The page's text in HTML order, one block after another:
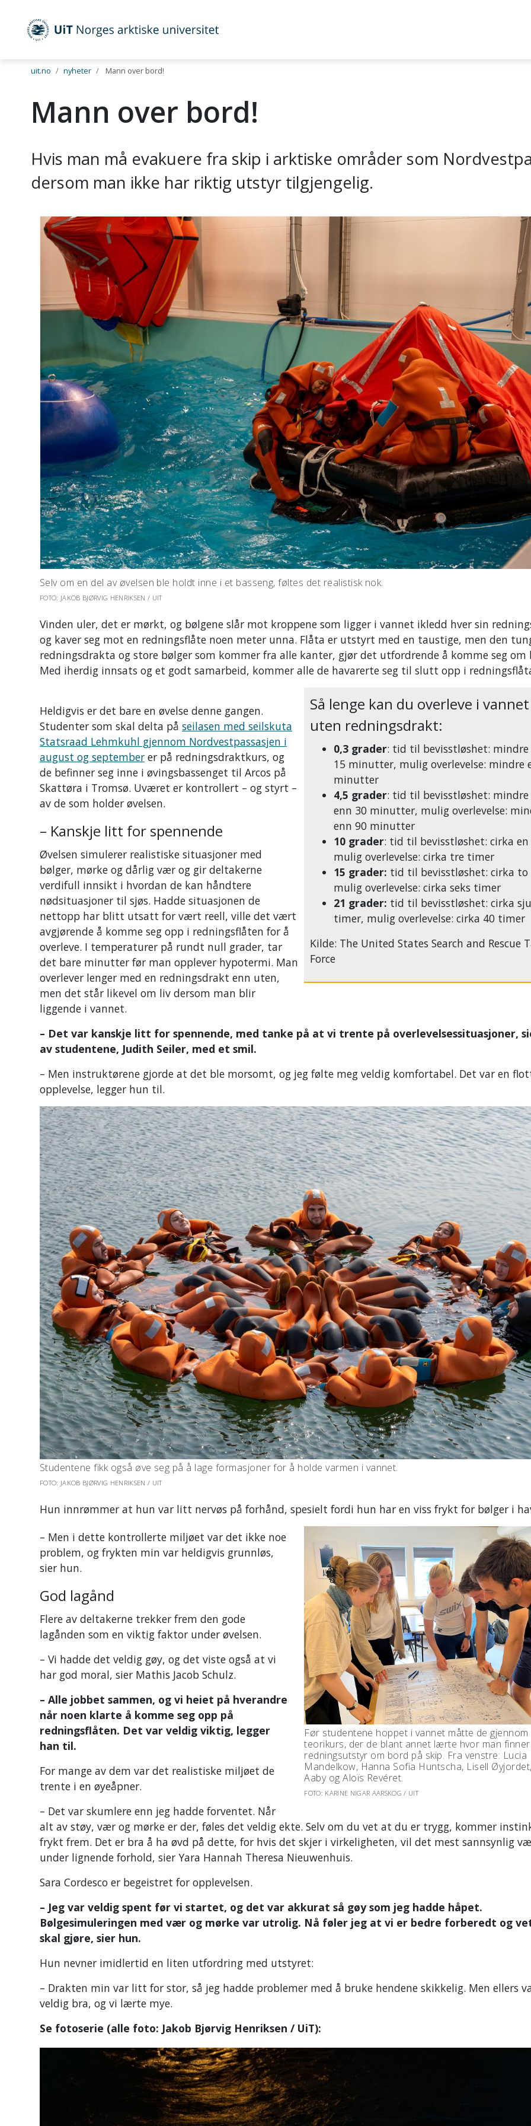
Gå til hovedinnhold
UiT Norges arktiske universitet
uit.no nyheter Mann over bord!
Mann over bord!
Hvis man må evakuere fra skip i arktiske områder som
dersom man ikke har riktig utstyr tilgjengelig.
Selv om en del av øvelsen ble holdt inne i et basseng, føltes det realistisk nok.
FOTO: JAKOB BJØRVIG HENRIKSEN / UIT
Vinden uler, det er mørkt, og bølgene slår mot kroppene som ligger i vannet ikledd hver sin
og kaver seg mot en redningsflåte noen meter unna. Flåta er utstyrt med en taustige, men den
redningsdrakta og store bølger som kommer fra alle kanter, gjør det utfordrende å komme seg om
Med iherdig innsats og et godt samarbeid, kommer alle de havarerte seg til slutt opp i
Så lenge kan du overleve i vannet
uten redningsdrakt:
0,3 grader: tid til bevisstløshet: mindre
15 minutter, mulig overlevelse: mindre
minutter
4,5 grader: tid til bevisstløshet: mindre
enn 30 minutter, mulig overlevelse:
enn 90 minutter
10 grader: tid til bevisstløshet: cirka
mulig overlevelse: cirka tre timer
15 grader: tid til bevisstløshet: cirka
mulig overlevelse: cirka seks timer
21 grader: tid til bevisstløshet: cirka
timer, mulig overlevelse: cirka 40 timer
Kilde: The United States Search and Rescue
Force
Heldigvis er det bare en øvelse denne gangen.
Studenter som skal delta på seilasen med seilskuta
Statsraad Lehmkuhl gjennom Nordvestpassasjen i
august og september er på redningsdraktkurs, og
de befinner seg inne i øvingsbassenget til Arcos på
Skattøra i Tromsø. Uværet er kontrollert – og styrt –
av de som holder øvelsen.
– Kanskje litt for spennende
Øvelsen simulerer realistiske situasjoner med
bølger, mørke og dårlig vær og gir deltakerne
verdifull innsikt i hvordan de kan håndtere
nødsituasjoner til sjøs. Hadde situasjonen de
nettopp har blitt utsatt for vært reell, ville det vært
avgjørende å komme seg opp i redningsflåten for å
overleve. I temperaturer på rundt null grader, tar
det bare minutter før man opplever hypotermi. Man
overlever lenger med en redningsdrakt enn uten,
men det står likevel om liv dersom man blir
liggende i vannet.
– Det var kanskje litt for spennende, med tanke på at vi trente på overlevelsessituasjoner,
av studentene, Judith Seiler, med et smil.
– Men instruktørene gjorde at det ble morsomt, og jeg følte meg veldig komfortabel. Det var en
opplevelse, legger hun til.
Studentene fikk også øve seg på å lage formasjoner for å holde varmen i vannet.
FOTO: JAKOB BJØRVIG HENRIKSEN / UIT
Hun innrømmer at hun var litt nervøs på forhånd, spesielt fordi hun har en viss frykt for bølger i
Før studentene hoppet i vannet måtte de
teorikurs, der de blant annet lærte hvor man finner
redningsutstyr om bord på skip. Fra venstre: Lucia
Mandelkow, Hanna Sofia Huntscha, Lisell
Aaby ogAloïs Revéret.
FOTO: KARINE NIGAR AARSKOG / UIT
– Men i dette kontrollerte miljøet var det ikke noe
problem, og frykten min var heldigvis grunnløs,
sier hun.
God lagånd
Flere av deltakerne trekker frem den gode
lagånden som en viktig faktor under øvelsen.
– Vi hadde det veldig gøy, og det viste også at vi
har god moral, sier Mathis Jacob Schulz.
– Alle jobbet sammen, og vi heiet på hverandre
når noen klarte å komme seg opp på
redningsflåten. Det var veldig viktig, legger
han til.
For mange av dem var det realistiske miljøet de
trente i en øyeåpner.
– Det var skumlere enn jeg hadde forventet. Når
alt av støy, vær og mørke er der, føles det veldig ekte. Selv om du vet at du er trygg, kommer
frykt frem. Det er bra å ha øvd på dette, for hvis det skjer i virkeligheten, vil det mest sannsynlig
under lignende forhold, sier Yara Hannah Theresa Nieuwenhuis.
Sara Cordesco er begeistret for opplevelsen.
– Jeg var veldig spent før vi startet, og det var akkurat så gøy som jeg hadde håpet.
Bølgesimuleringen med vær og mørke var utrolig. Nå føler jeg at vi er bedre forberedt og
skal gjøre, sier hun.
Hun nevner imidlertid en liten utfordring med utstyret:
– Drakten min var litt for stor, så jeg hadde problemer med å bruke hendene skikkelig. Men ellers
veldig bra, og vi lærte mye.
Se fotoserie (alle foto: Jakob Bjørvig Henriksen / UiT):